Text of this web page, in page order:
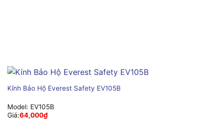
Kính Bảo Hộ Everest Safety EV105B
Model: EV105B
Giá:64,000₫